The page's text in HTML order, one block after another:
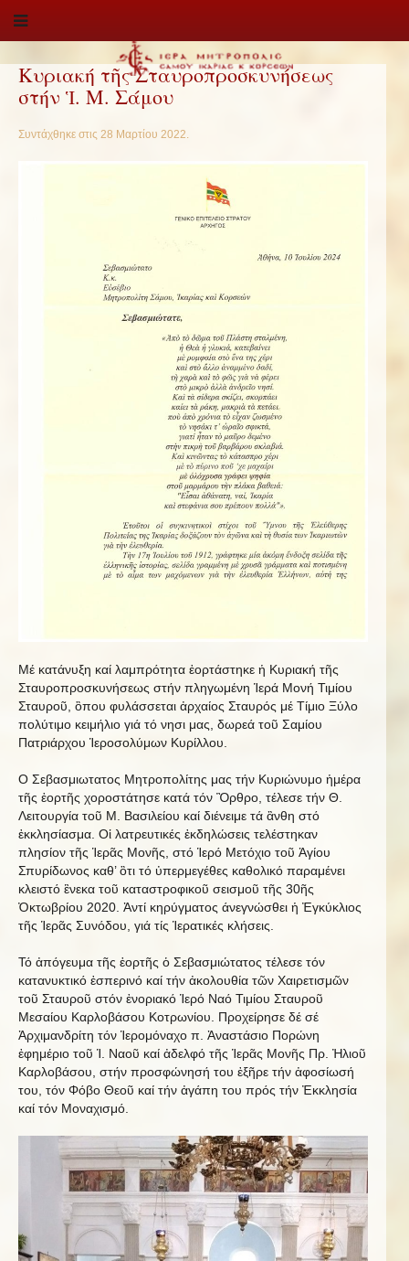
Κυριακή τῆς Σταυροπροσκυνήσεως
στήν Ἱ. Μ. Σάμου
Συντάχθηκε στις 28 Μαρτίου 2022.
Μέ κατάνυξη καί λαμπρότητα ἑορτάστηκε ἡ Κυριακή τῆς
Σταυροπροσκυνήσεως στήν πληγωμένη Ἱερά Μονή Τιμίου
Σταυροῦ, ὃπου φυλάσσεται ἀρχαίος Σταυρός μέ Τίμιο Ξύλο
πολύτιμο κειμήλιο γιά τό νησι μας, δωρεά τοῦ Σαμίου
Πατριάρχου Ἱεροσολύμων Κυρίλλου.
Ο Σεβασμιωτατος Μητροπολίτης μας τήν Κυριώνυμο ἡμέρα
τῆς ἑορτῆς χοροστάτησε κατά τόν Ὂρθρο, τέλεσε τήν Θ.
Λειτουργία τοῦ Μ. Βασιλείου καί διένειμε τά ἂνθη στό
ἐκκλησίασμα. Οἱ λατρευτικές ἐκδηλώσεις τελέστηκαν
πλησίον τῆς Ἱερᾶς Μονῆς, στό Ἱερό Μετόχιο τοῦ Ἁγίου
Σπυρίδωνος καθ’ ὃτι τό ὐπερμεγέθες καθολικό παραμένει
κλειστό ἓνεκα τοῦ καταστροφικοῦ σεισμοῦ τῆς 30ῆς
Ὀκτωβρίου 2020. Ἀντί κηρύγματος άνεγνώσθει ἡ Ἐγκύκλιος
τῆς Ἱερᾶς Συνόδου, γιά τίς Ἱερατικές κλήσεις.
Τό ἀπόγευμα τῆς ἑορτῆς ὁ Σεβασμιώτατος τέλεσε τόν
κατανυκτικό ἑσπερινό καί τήν ἀκολουθία τῶν Χαιρετισμῶν
τοῦ Σταυροῦ στόν ἐνοριακό Ἱερό Ναό Τιμίου Σταυροῦ
Μεσαίου Καρλοβάσου Κοτρωνίου. Προχείρησε δέ σέ
Ἀρχιμανδρίτη τόν Ἱερομόναχο π. Ἀναστάσιο Πορώνη
ἐφημέριο τοῦ Ἱ. Ναοῦ καί ἀδελφό τῆς Ἱερᾶς Μονῆς Πρ. Ἠλιοῦ
Καρλοβάσου, στήν προσφώνησή του ἐξῆρε τήν ἀφοσίωσή
του, τόν Φόβο Θεοῦ καί τήν ἀγάπη του πρός τήν Ἐκκλησία
καί τόν Μοναχισμό.